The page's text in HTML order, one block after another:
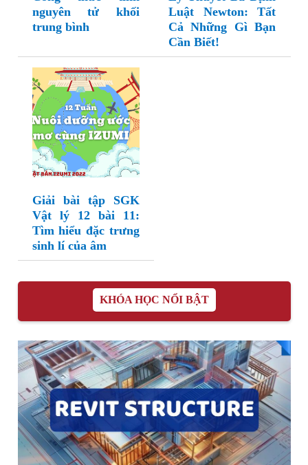
nguyên tử khối
trung bình
Luật Newton: Tất
Cả Những Gì Bạn
Cần Biết!
Giải bài tập SGK
Vật lý 12 bài 11:
Tìm hiểu đặc trưng
sinh lí của âm
KHÓA HỌC NỔI BẬT